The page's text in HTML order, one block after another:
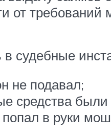
от требований
судебные
не подавал;
средства
попал в руки